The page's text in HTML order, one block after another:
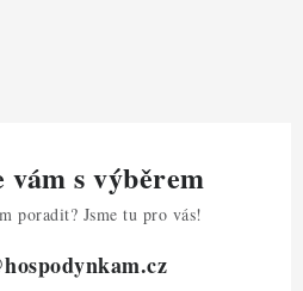
vám s výběrem
poradit? Jsme tu pro vás!
hospodynkam.cz